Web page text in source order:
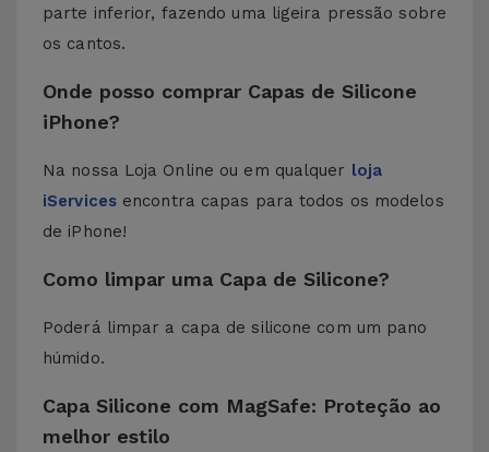
parte inferior, fazendo uma ligeira pressão sobre
os cantos.
Onde posso comprar Capas de Silicone
iPhone?
Na nossa Loja Online ou em qualquer loja
iServicesencontra capas para todos os modelos
de iPhone!
Como limpar uma Capa de Silicone?
Poderá limpar a capa de silicone com um pano
húmido.
Capa Silicone com MagSafe: Proteção ao
melhor estilo